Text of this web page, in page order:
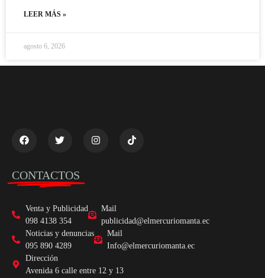
LEER MÁS »
agosto 6, 2026
CONTACTOS
Venta y Publicidad
098 4138 354
Mail
publicidad@elmercuriomanta.ec
Noticias y denuncias
095 890 4289
Mail
Info@elmercuriomanta.ec
Dirección
Avenida 6 calle entre 12 y 13